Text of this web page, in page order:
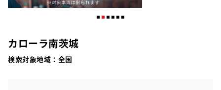
カローラ南茨城
検索対象地域： 全国